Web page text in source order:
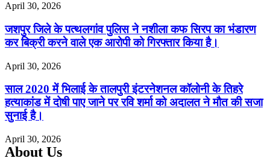
April 30, 2026
जशपुर जिले के पत्थलगांव पुलिस ने नशीला कफ सिरप का भंडारण
कर बिक्री करने वाले एक आरोपी को गिरफ्तार किया है।
April 30, 2026
साल 2020 में भिलाई के तालपुरी इंटरनेशनल कॉलोनी के तिहरे
हत्याकांड में दोषी पाए जाने पर रवि शर्मा को अदालत ने मौत की सजा
सुनाई है।
April 30, 2026
About Us